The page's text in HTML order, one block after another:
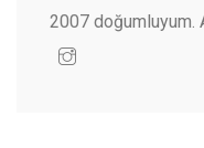
2007 doğumluyum.